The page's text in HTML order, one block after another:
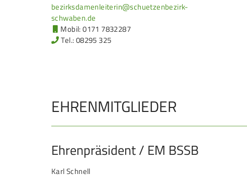
bezirksdamenleiterin@schuetzenbezirk-
schwaben.de
Mobil: 0171 7832287
Tel.: 08295 325
EHRENMITGLIEDER
Ehrenpräsident / EM BSSB
Karl Schnell